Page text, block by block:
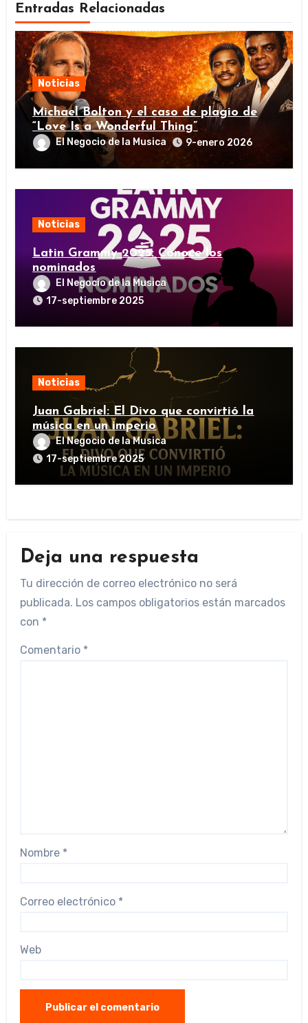
Entradas Relacionadas
Noticias
Michael Bolton y el caso de plagio de
“Love Is a Wonderful Thing”
El Negocio de la Musica 9-enero 2026
Noticias
Latin Grammy 2025: Conoce los
nominados
El Negocio de la Musica
17-septiembre 2025
Noticias
Juan Gabriel: El Divo que convirtió la
música en un imperio
El Negocio de la Musica
17-septiembre 2025
Deja una respuesta
Tu dirección de correo electrónico no será
publicada. Los campos obligatorios están marcados
con *
Comentario *
Nombre *
Correo electrónico *
Web